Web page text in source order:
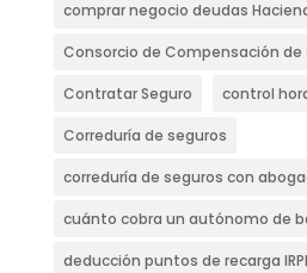
comprar negocio deudas
Consorcio de Compensación de
Contratar Seguro control
Correduría de seguros
correduría de seguros con
cuánto cobra un autónomo de
deducción puntos de recarga